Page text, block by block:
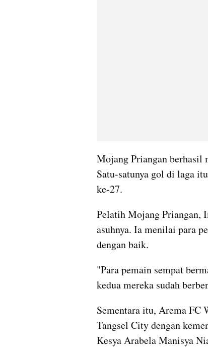
Mojang Priangan berhasil
Satu-satunya gol di laga
ke-27.
Pelatih Mojang Priangan,
asuhnya. Ia menilai para
dengan baik.
"Para pemain sempat
kedua mereka sudah
Sementara itu, Arema FC
Tangsel City dengan
Kesya Arabela Manisya